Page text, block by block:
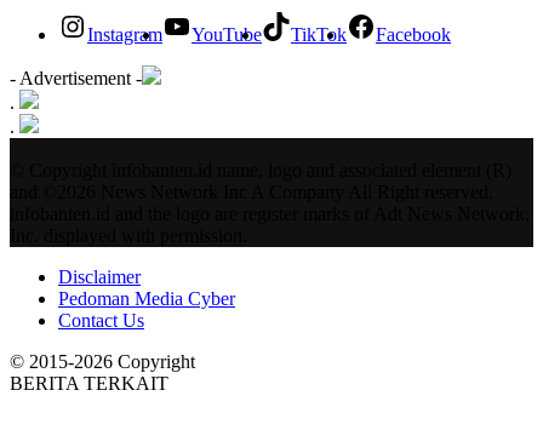
Instagram YouTube TikTok Facebook
- Advertisement -
.
.
Disclaimer
Pedoman Media Cyber
Contact Us
© 2015-2026 Copyright
BERITA TERKAIT